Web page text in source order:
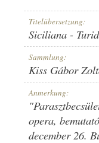
PLATTENAUFNAHME: NO.
Titelübersetzung:
Siciliana -
Sammlung:
Kiss Gábor
Anmerkung:
opera,
december 26.